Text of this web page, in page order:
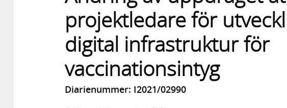
projektledare för
digital infrastruktur för
vaccinationsintyg
Diarienummer: I2021/02990